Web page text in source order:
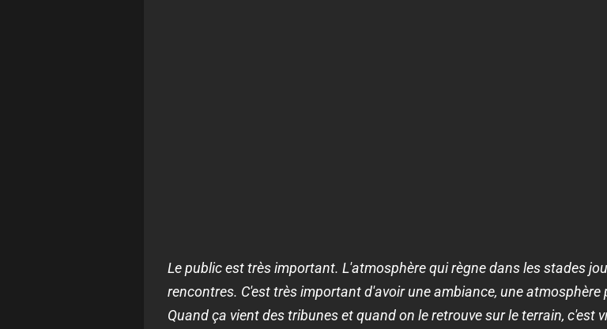
Le public est très important. L'atmosphère qui règne dans les stades
rencontres. C'est très important d'avoir une ambiance, une
Quand ça vient des tribunes et quand on le retrouve sur le terrain,